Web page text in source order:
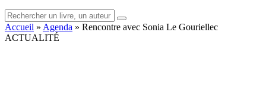
Rechercher
un
livre,
rechercher
Accueil » Agenda » Rencontre avec Sonia Le Gouriellec
ACTUALITÉ